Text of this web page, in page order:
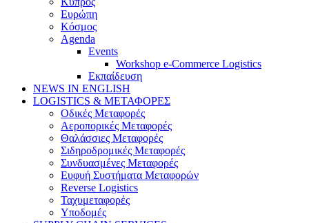
Ευρώπη
Κόσμος
Agenda
Events
Workshop e-Commerce Logistics
Εκπαίδευση
NEWS IN ENGLISH
LOGISTICS & ΜΕΤΑΦΟΡΕΣ
Οδικές Μεταφορές
Αεροπορικές Μεταφορές
Θαλάσσιες Μεταφορές
Σιδηροδρομικές Μεταφορές
Συνδυασμένες Μεταφορές
Ευφυή Συστήματα Μεταφορών
Reverse Logistics
Ταχυμεταφορές
Υποδομές